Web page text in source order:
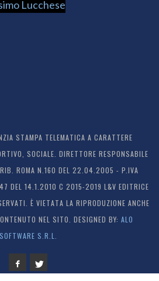
STAMPA TELEMATICA A CARATTERE
SOCIALE. DIRETTORE RESPONSABILE
ROMA N.160 DEL 22.04.2005 - P.IVA
DEL 14.1.2010 C 2015-2019 L&V EDITRICE
È VIETATA LA RIPRODUZIONE ANCHE
NEL SITO. DESIGNED BY: ALO
SOFTWARE S.R.L.